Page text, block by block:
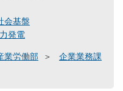
会基盤
発電
業労働部
企業業務課